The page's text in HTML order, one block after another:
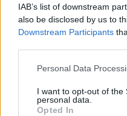
IAB’s list of downstream
also be disclosed by us to
Downstream Participants
Personal Data
I want to opt-out of the
personal data.
Opted In
Visita lo Shop